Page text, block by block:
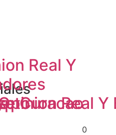
Real Y
0
Real
Curacao